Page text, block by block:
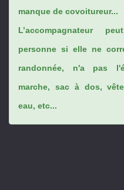
manque de covoitureur...
L’accompagnateur
personne si elle ne
randonnée, n'a pas
marche, sac à dos,
eau, etc...